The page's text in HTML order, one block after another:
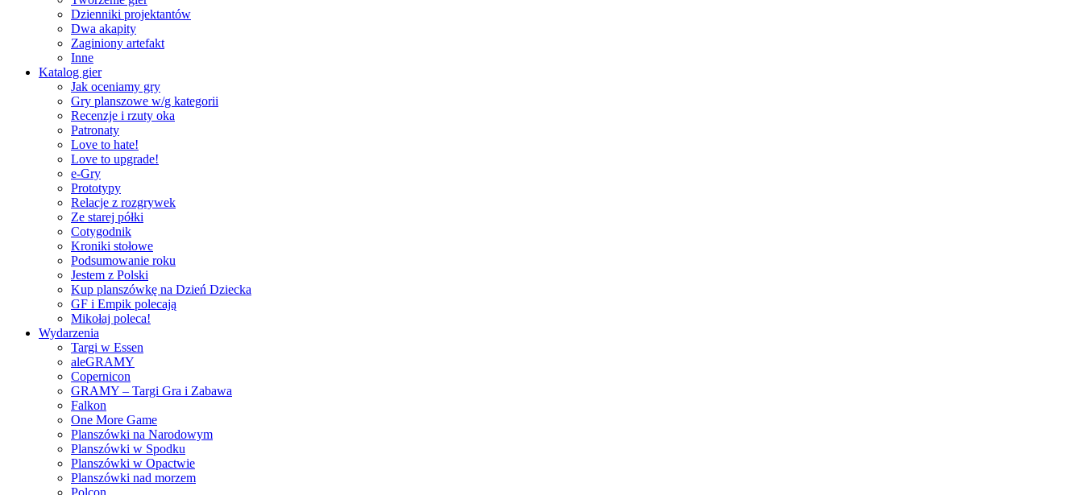
Dzienniki projektantów
Dwa akapity
Zaginiony artefakt
Inne
Katalog gier
Jak oceniamy gry
Gry planszowe w/g kategorii
Recenzje i rzuty oka
Patronaty
Love to hate!
Love to upgrade!
e-Gry
Prototypy
Relacje z rozgrywek
Ze starej półki
Cotygodnik
Kroniki stołowe
Podsumowanie roku
Jestem z Polski
Kup planszówkę na Dzień Dziecka
GF i Empik polecają
Mikołaj poleca!
Wydarzenia
Targi w Essen
aleGRAMY
Copernicon
GRAMY – Targi Gra i Zabawa
Falkon
One More Game
Planszówki na Narodowym
Planszówki w Spodku
Planszówki w Opactwie
Planszówki nad morzem
Polcon